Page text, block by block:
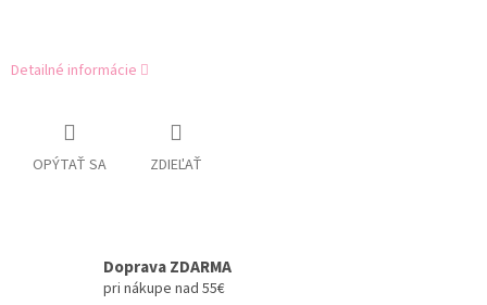
Detailné informácie
OPÝTAŤ SA ZDIEĽAŤ
Doprava ZDARMA
pri nákupe nad 55€